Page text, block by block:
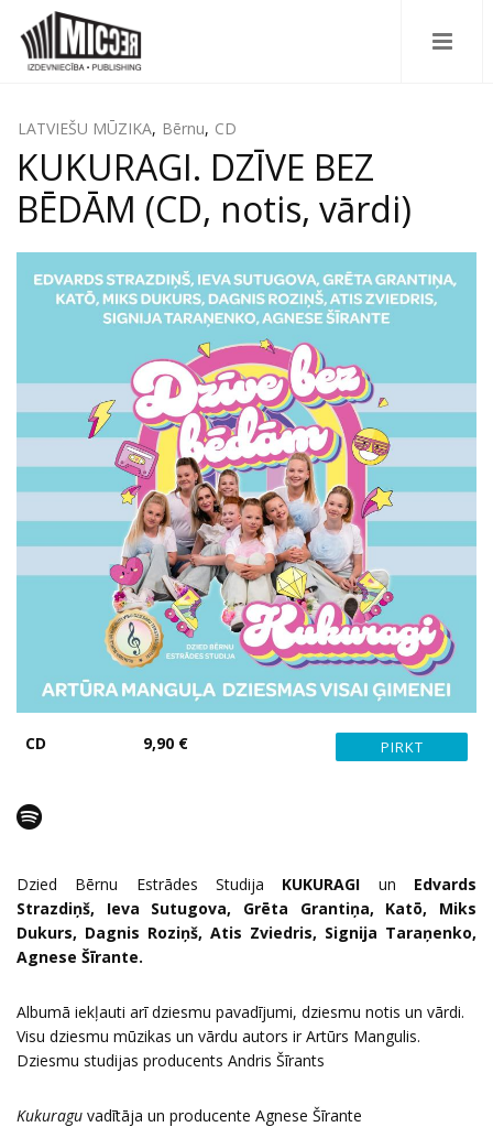
LATVIEŠU MŪZIKA, Bērnu, CD
KUKURAGI. DZĪVE BEZ
BĒDĀM (CD, notis, vārdi)
CD 9,90 €
Dzied Bērnu Estrādes Studija KUKURAGI un Edvards
Strazdiņš, Ieva Sutugova, Grēta Grantiņa, Katō, Miks
Dukurs, Dagnis Roziņš, Atis Zviedris, Signija Taraņenko,
Agnese Šīrante.
Albumā iekļauti arī dziesmu pavadījumi, dziesmu notis un vārdi.
Visu dziesmu mūzikas un vārdu autors ir Artūrs Mangulis.
Dziesmu studijas producents Andris Šīrants
Kukuragu vadītāja un producente Agnese Šīrante